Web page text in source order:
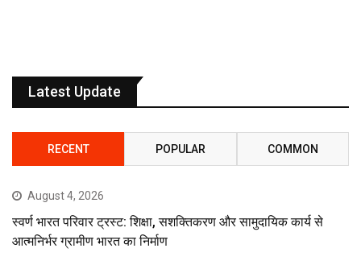
Latest Update
RECENT POPULAR COMMON
August 4, 2026
स्वर्ण भारत परिवार ट्रस्ट: शिक्षा, सशक्तिकरण और सामुदायिक कार्य से
आत्मनिर्भर ग्रामीण भारत का निर्माण